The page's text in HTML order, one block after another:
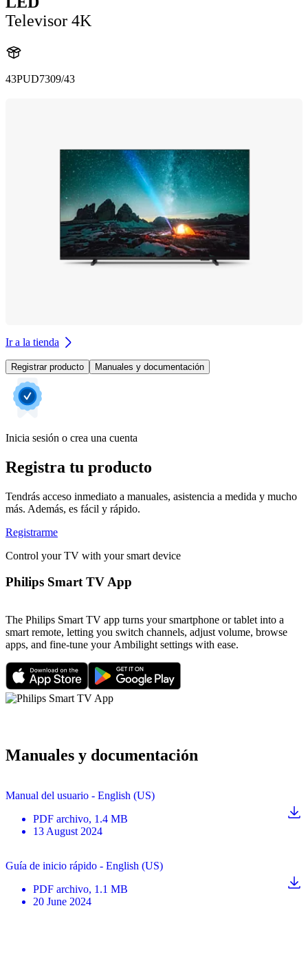
Televisor 4K
43PUD7309/43
Ir a la tienda
Registrar producto Manuales y documentación
Inicia sesión o crea una cuenta
Registra tu producto
Tendrás acceso inmediato a manuales, asistencia a medida y mucho
más. Además, es fácil y rápido.
Registrarme
Control your TV with your smart device
Philips Smart TV App
The Philips Smart TV app turns your smartphone or tablet into a
smart remote, letting you switch channels, adjust volume, browse
apps, and fine-tune your Ambilight settings with ease.
Manuales y documentación
Manual del usuario - English (US)
PDF archivo, 1.4 MB
13 August 2024
Guía de inicio rápido - English (US)
PDF archivo, 1.1 MB
20 June 2024